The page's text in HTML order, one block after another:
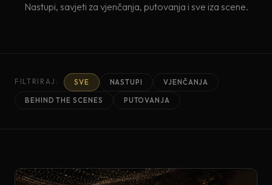
Nastupi, savjeti za vjenčanja, putovanja i sve iza scene.
FILTRIRAJ: SVE NASTUPI
VJENČANJA
BEHIND THE SCENES
PUTOVANJA